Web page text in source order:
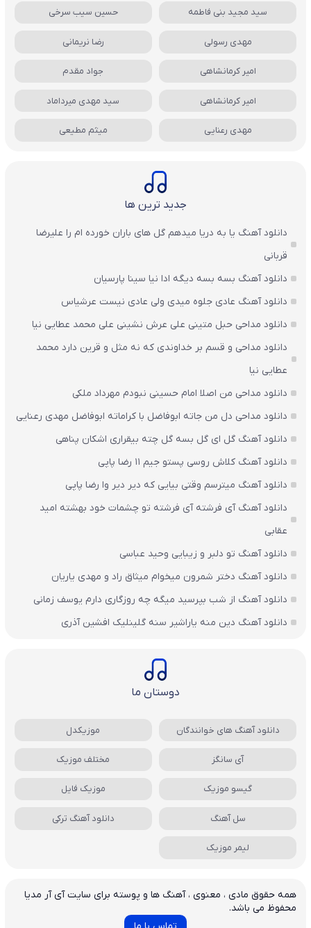
سید مجید بنی فاطمه حسین سیب سرخی
مهدی رسولی رضا نریمانی
امیر کرمانشاهی جواد مقدم
امیر کرمانشاهی سید مهدی میرداماد
مهدی رعنایی میثم مطیعی
جدید ترین ها
دانلود آهنگ یا به دریا میدهم گل های باران‌ خورده ام را علیرضا
قربانی
دانلود آهنگ بسه بسه دیگه ادا نیا سینا پارسیان
دانلود آهنگ عادی جلوه میدی ولی عادی نیست عرشیاس
دانلود مداحی حبل متینی علی عرش نشینی علی محمد عطایی نیا
دانلود مداحی و قسم بر خداوندی که نه مثل و قرین دارد محمد
عطایی نیا
دانلود مداحی من اصلا امام حسینی نبودم مهرداد ملکی
دانلود مداحی دل من جاته ابوفاضل با کراماته ابوفاضل مهدی رعنایی
دانلود آهنگ گل ای گل بسه گل چته بیقراری اشکان پناهی
دانلود آهنگ کلاش روسی پستو جیم ۱۱ رضا پاپی
دانلود آهنگ میترسم وقتی بیایی که دیر دیر وا رضا پاپی
دانلود آهنگ آی فرشته آی فرشته تو چشمات خود بهشته امید
عقابی
دانلود آهنگ تو دلبر و زیبایی وحید عباسی
دانلود آهنگ دختر شمرون میخوام میثاق راد و مهدی یاریان
دانلود آهنگ از شب بپرسید میگه چه روزگاری دارم یوسف زمانی
دانلود آهنگ دین منه یاراشیر سنه گلینلیک افشین آذری
دوستان ما
دانلود آهنگ های خوانندگان موزیکدل
آی سانگز مختلف موزیک
گیسو موزیک موزیک فایل
سل آهنگ دانلود آهنگ ترکی
لیمر موزیک
همه حقوق مادی ، معنوی ، آهنگ ها و پوسته برای سایت آی آر مدیا
محفوظ می باشد.